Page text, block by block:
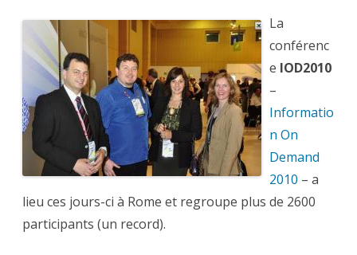
utiliser
les
médias
sociaux
pour
animer
un
événement
professionnel
La
conférenc
e IOD2010
–
Informatio
n On
Demand
2010 – a
lieu ces jours-ci à Rome et regroupe plus de 2600
participants (un record).